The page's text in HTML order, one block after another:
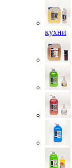
кухни